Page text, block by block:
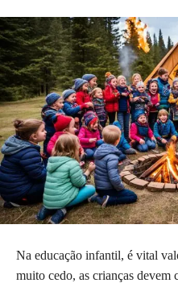
Na educação infantil, é vital
muito cedo, as crianças devem